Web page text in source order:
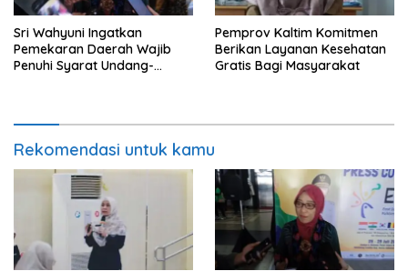
Sri Wahyuni Ingatkan
Pemekaran Daerah Wajib
Penuhi Syarat Undang-
Pemprov Kaltim Komitmen
Berikan Layanan Kesehatan
Gratis Bagi Masyarakat
Rekomendasi untuk kamu